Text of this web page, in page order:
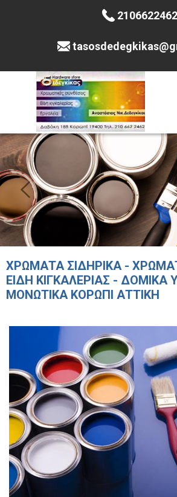
2106622462
ΧΡΩΜΑΤΑ ΣΙΔΗΡΙΚΑ -
ΕΙΔΗ ΚΙΓΚΑΛΕΡΙΑΣ - ΔΟΜΙΚΑ
ΜΟΝΩΤΙΚΑ ΚΟΡΩΠΙ ΑΤΤΙΚΗ